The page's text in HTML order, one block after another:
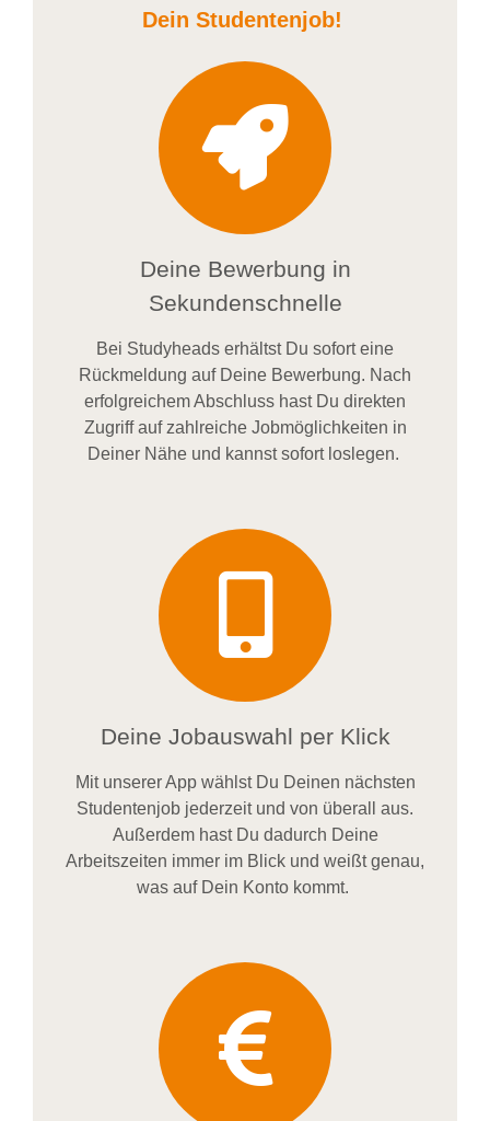
Dein Studentenjob!
Deine Bewerbung in
Sekundenschnelle
Bei Studyheads erhältst Du sofort eine
Rückmeldung auf Deine Bewerbung. Nach
erfolgreichem Abschluss hast Du direkten
Zugriff auf zahlreiche Jobmöglichkeiten in
Deiner Nähe und kannst sofort loslegen.
Deine Jobauswahl per Klick
Mit unserer App wählst Du Deinen nächsten
Studentenjob jederzeit und von überall aus.
Außerdem hast Du dadurch Deine
Arbeitszeiten immer im Blick und weißtgenau,
was auf Dein Konto kommt.